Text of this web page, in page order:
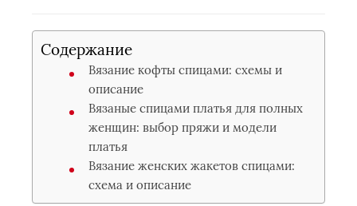
Содержание
Вязание кофты спицами: схемы и
описание
Вязаные спицами платья для полных
женщин: выбор пряжи и модели
платья
Вязание женских жакетов спицами:
схема и описание